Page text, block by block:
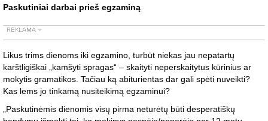
Paskutiniai darbai prieš egzaminą
Likus trims dienoms iki egzamino, turbūt niekas jau nepatartų
karštligiškai „kamšyti spragas“ – skaityti neperskaitytus kūrinius ar
mokytis gramatikos. Tačiau ką abiturientas dar gali spėti nuveikti?
Kas lems jo tinkamą nusiteikimą egzaminui?
„Paskutinėmis dienomis visų pirma neturėtų būti desperatiškų